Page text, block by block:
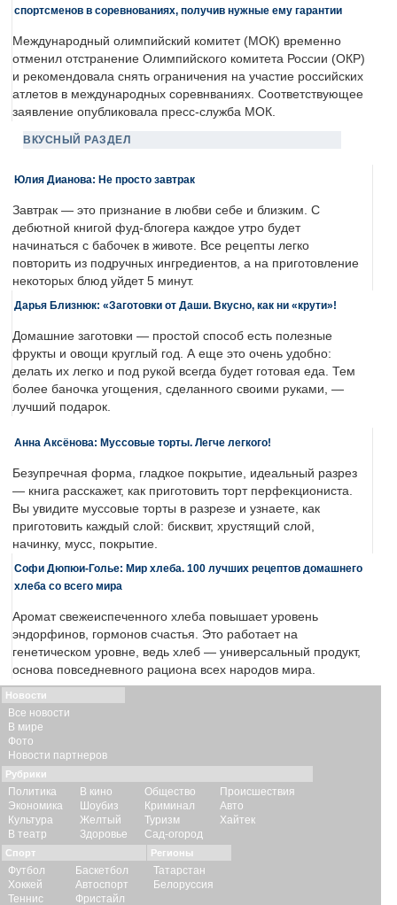
спортсменов в соревнованиях, получив нужные ему гарантии
Международный олимпийский комитет (МОК) временно
отменил отстранение Олимпийского комитета России (ОКР)
и рекомендовала снять ограничения на участие российских
атлетов в международных соревнваниях. Соответствующее
заявление опубликовала пресс-служба МОК.
ВКУСНЫЙ РАЗДЕЛ
Юлия Дианова: Не просто завтрак
Завтрак — это признание в любви себе и близким. С
дебютной книгой фуд-блогера каждое утро будет
начинаться с бабочек в животе. Все рецепты легко
повторить из подручных ингредиентов, а на приготовление
некоторых блюд уйдет 5 минут.
Дарья Близнюк: «Заготовки от Даши. Вкусно, как ни «крути»!
Домашние заготовки — простой способ есть полезные
фрукты и овощи круглый год. А еще это очень удобно:
делать их легко и под рукой всегда будет готовая еда. Тем
более баночка угощения, сделанного своими руками, —
лучший подарок.
Анна Аксёнова: Муссовые торты. Легче легкого!
Безупречная форма, гладкое покрытие, идеальный разрез
— книга расскажет, как приготовить торт перфекциониста.
Вы увидите муссовые торты в разрезе и узнаете, как
приготовить каждый слой: бисквит, хрустящий слой,
начинку, мусс, покрытие.
Софи Дюпюи-Голье: Мир хлеба. 100 лучших рецептов домашнего
хлеба со всего мира
Аромат свежеиспеченного хлеба повышает уровень
эндорфинов, гормонов счастья. Это работает на
генетическом уровне, ведь хлеб — универсальный продукт,
основа повседневного рациона всех народов мира.
Новости
Все новости
В мире
Фото
Новости партнеров
Рубрики
Политика
Экономика
Культура
В театр
В кино
Шоубиз
Желтый
Здоровье
Общество
Криминал
Туризм
Сад-огород
Происшествия
Авто
Хайтек
Спорт
Футбол
Хоккей
Теннис
Баскетбол
Автоспорт
Фристайл
Регионы
Татарстан
Белоруссия